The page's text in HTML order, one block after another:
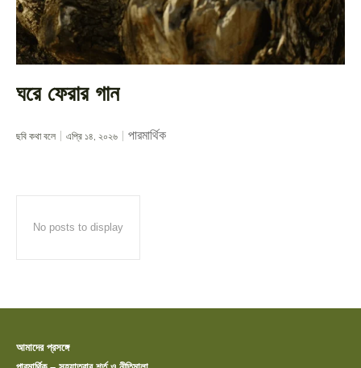
ঘরে ফেরার গান
ছবি কথা বলে এপ্রি ১৪, ২০২৬ পারমার্থিক
No posts to display
আমাদের প্রসঙ্গে